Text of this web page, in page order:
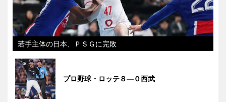
若手主体の日本、ＰＳＧに完敗
プロ野球・ロッテ８―０西武